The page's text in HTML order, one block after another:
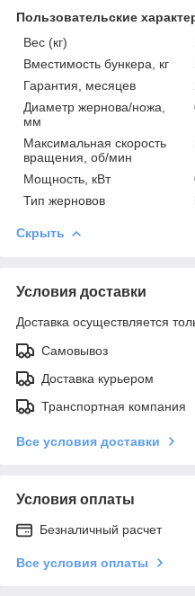
Пользовательские
Вес (кг)
Вместимость бункера, кг
Гарантия, месяцев
Диаметр жернова/ножа,
мм
Максимальная скорость
вращения, об/мин
Мощность, кВт
Тип жерновов
Скрыть
Условия доставки
Доставка осуществляется
Самовывоз
Доставка курьером
Транспортная компания
Все условия доставки
Условия оплаты
Безналичный расчет
Все условия оплаты